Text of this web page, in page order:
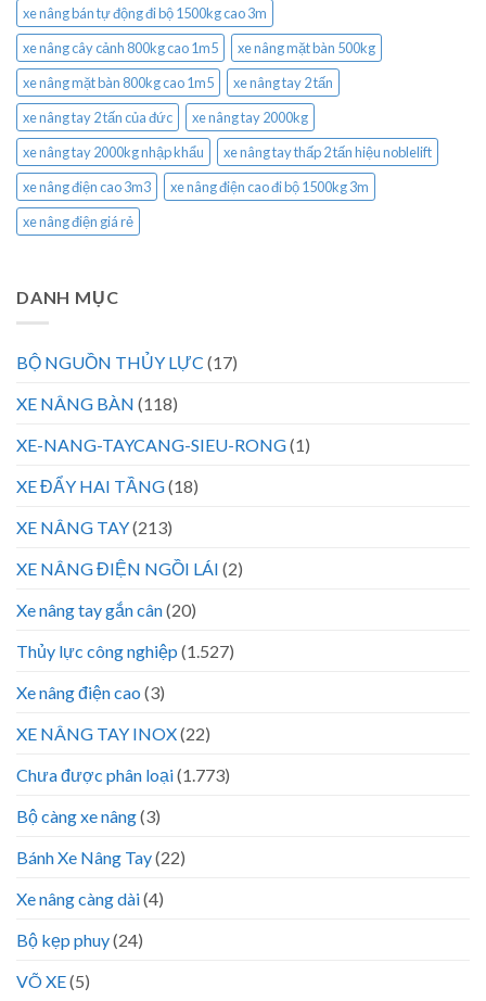
xe nâng bán tự động đi bộ 1500kg cao 3m
xe nâng cây cảnh 800kg cao 1m5
xe nâng mặt bàn 500kg
xe nâng mặt bàn 800kg cao 1m5
xe nâng tay 2 tấn
xe nâng tay 2 tấn của đức
xe nâng tay 2000kg
xe nâng tay 2000kg nhập khẩu
xe nâng tay thấp 2 tấn hiệu noblelift
xe nâng điện cao 3m3
xe nâng điện cao đi bộ 1500kg 3m
xe nâng điện giá rẻ
DANH MỤC
BỘ NGUỒN THỦY LỰC (17)
XE NÂNG BÀN (118)
XE-NANG-TAYCANG-SIEU-RONG(1)
XE ĐẨY HAI TẦNG(18)
XE NÂNG TAY(213)
XE NÂNG ĐIỆN NGỒI LÁI (2)
Xe nâng tay gắn cân(20)
Thủy lực công nghiệp (1.527)
Xe nâng điện cao (3)
XE NÂNG TAY INOX(22)
Chưa được phân loại(1.773)
Bộ càng xe nâng(3)
Bánh Xe Nâng Tay(22)
Xe nâng càng dài(4)
Bộ kẹp phuy(24)
VÕ XE(5)